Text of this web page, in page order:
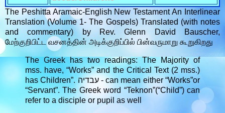
The Peshitta Aramaic-English New Testament An Interlinear
Translation (Volume 1- The Gospels) Translated (with notes
and commentary) by Rev. Glenn David Bauscher,
மேற்குறிபிட்ட வசனத்தின் அடிக்குறிப்பில் பின்வருமாறு கூறுகிறது
The Greek has two readings: The Majority of
mss. have, “Works” and the Critical Text (2 mss.)
has Children”. עבדיה - can mean either “Works”or
“Servant”. The Greek word “Teknon”(“Child”) can
refer to a disciple or pupil as well